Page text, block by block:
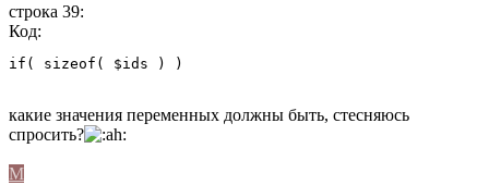
строка 39:
Код:
if( sizeof( $ids ) )
какие значения переменных должны быть, стесняюсь
спросить?
M